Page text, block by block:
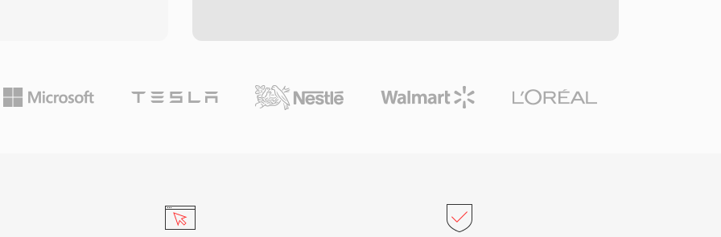
klasik Maxis.
dan pengiriman
surround
Dukungan decoder
set-top box berarti